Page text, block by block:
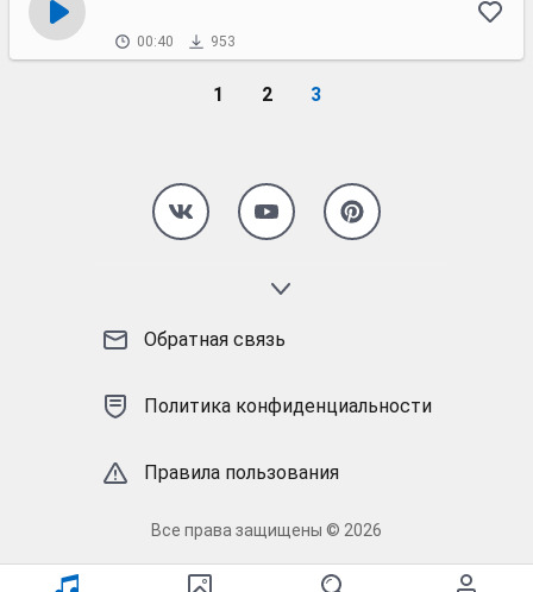
00:40 953
1 2 3
Обратная связь
Политика конфиденциальности
Правила пользования
Все права защищены © 2026